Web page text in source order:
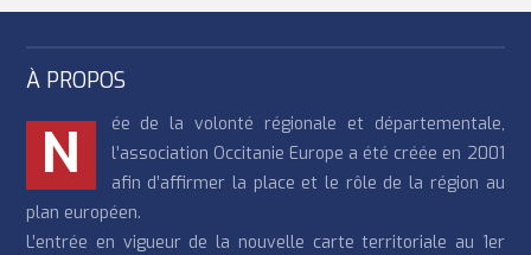
À PROPOS
N
ée de la volonté régionale et départementale,
l’association Occitanie Europe a été créée en 2001
afin d’affirmer la place et le rôle de la région au
plan européen.
L’entrée en vigueur de la nouvelle carte territoriale au 1er